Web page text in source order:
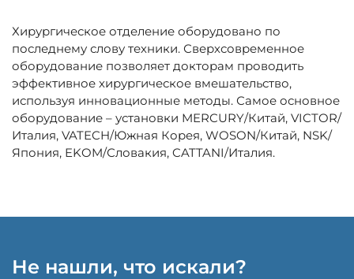
Хирургическое отделение оборудовано по
последнему слову техники. Сверхсовременное
оборудование позволяет докторам проводить
эффективное хирургическое вмешательство,
используя инновационные методы. Самое основное
оборудование – установки MERCURY/Китай, VICTOR/
Италия, VATECH/Южная Корея, WOSON/Китай, NSK/
Япония, EKOM/Словакия, CATTANI/Италия.
Не нашли, что искали?